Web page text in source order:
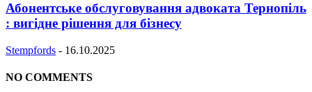
Абонентське обслуговування адвоката Тернопіль
: вигідне рішення для бізнесу
Stempfords - 16.10.2025
NO COMMENTS